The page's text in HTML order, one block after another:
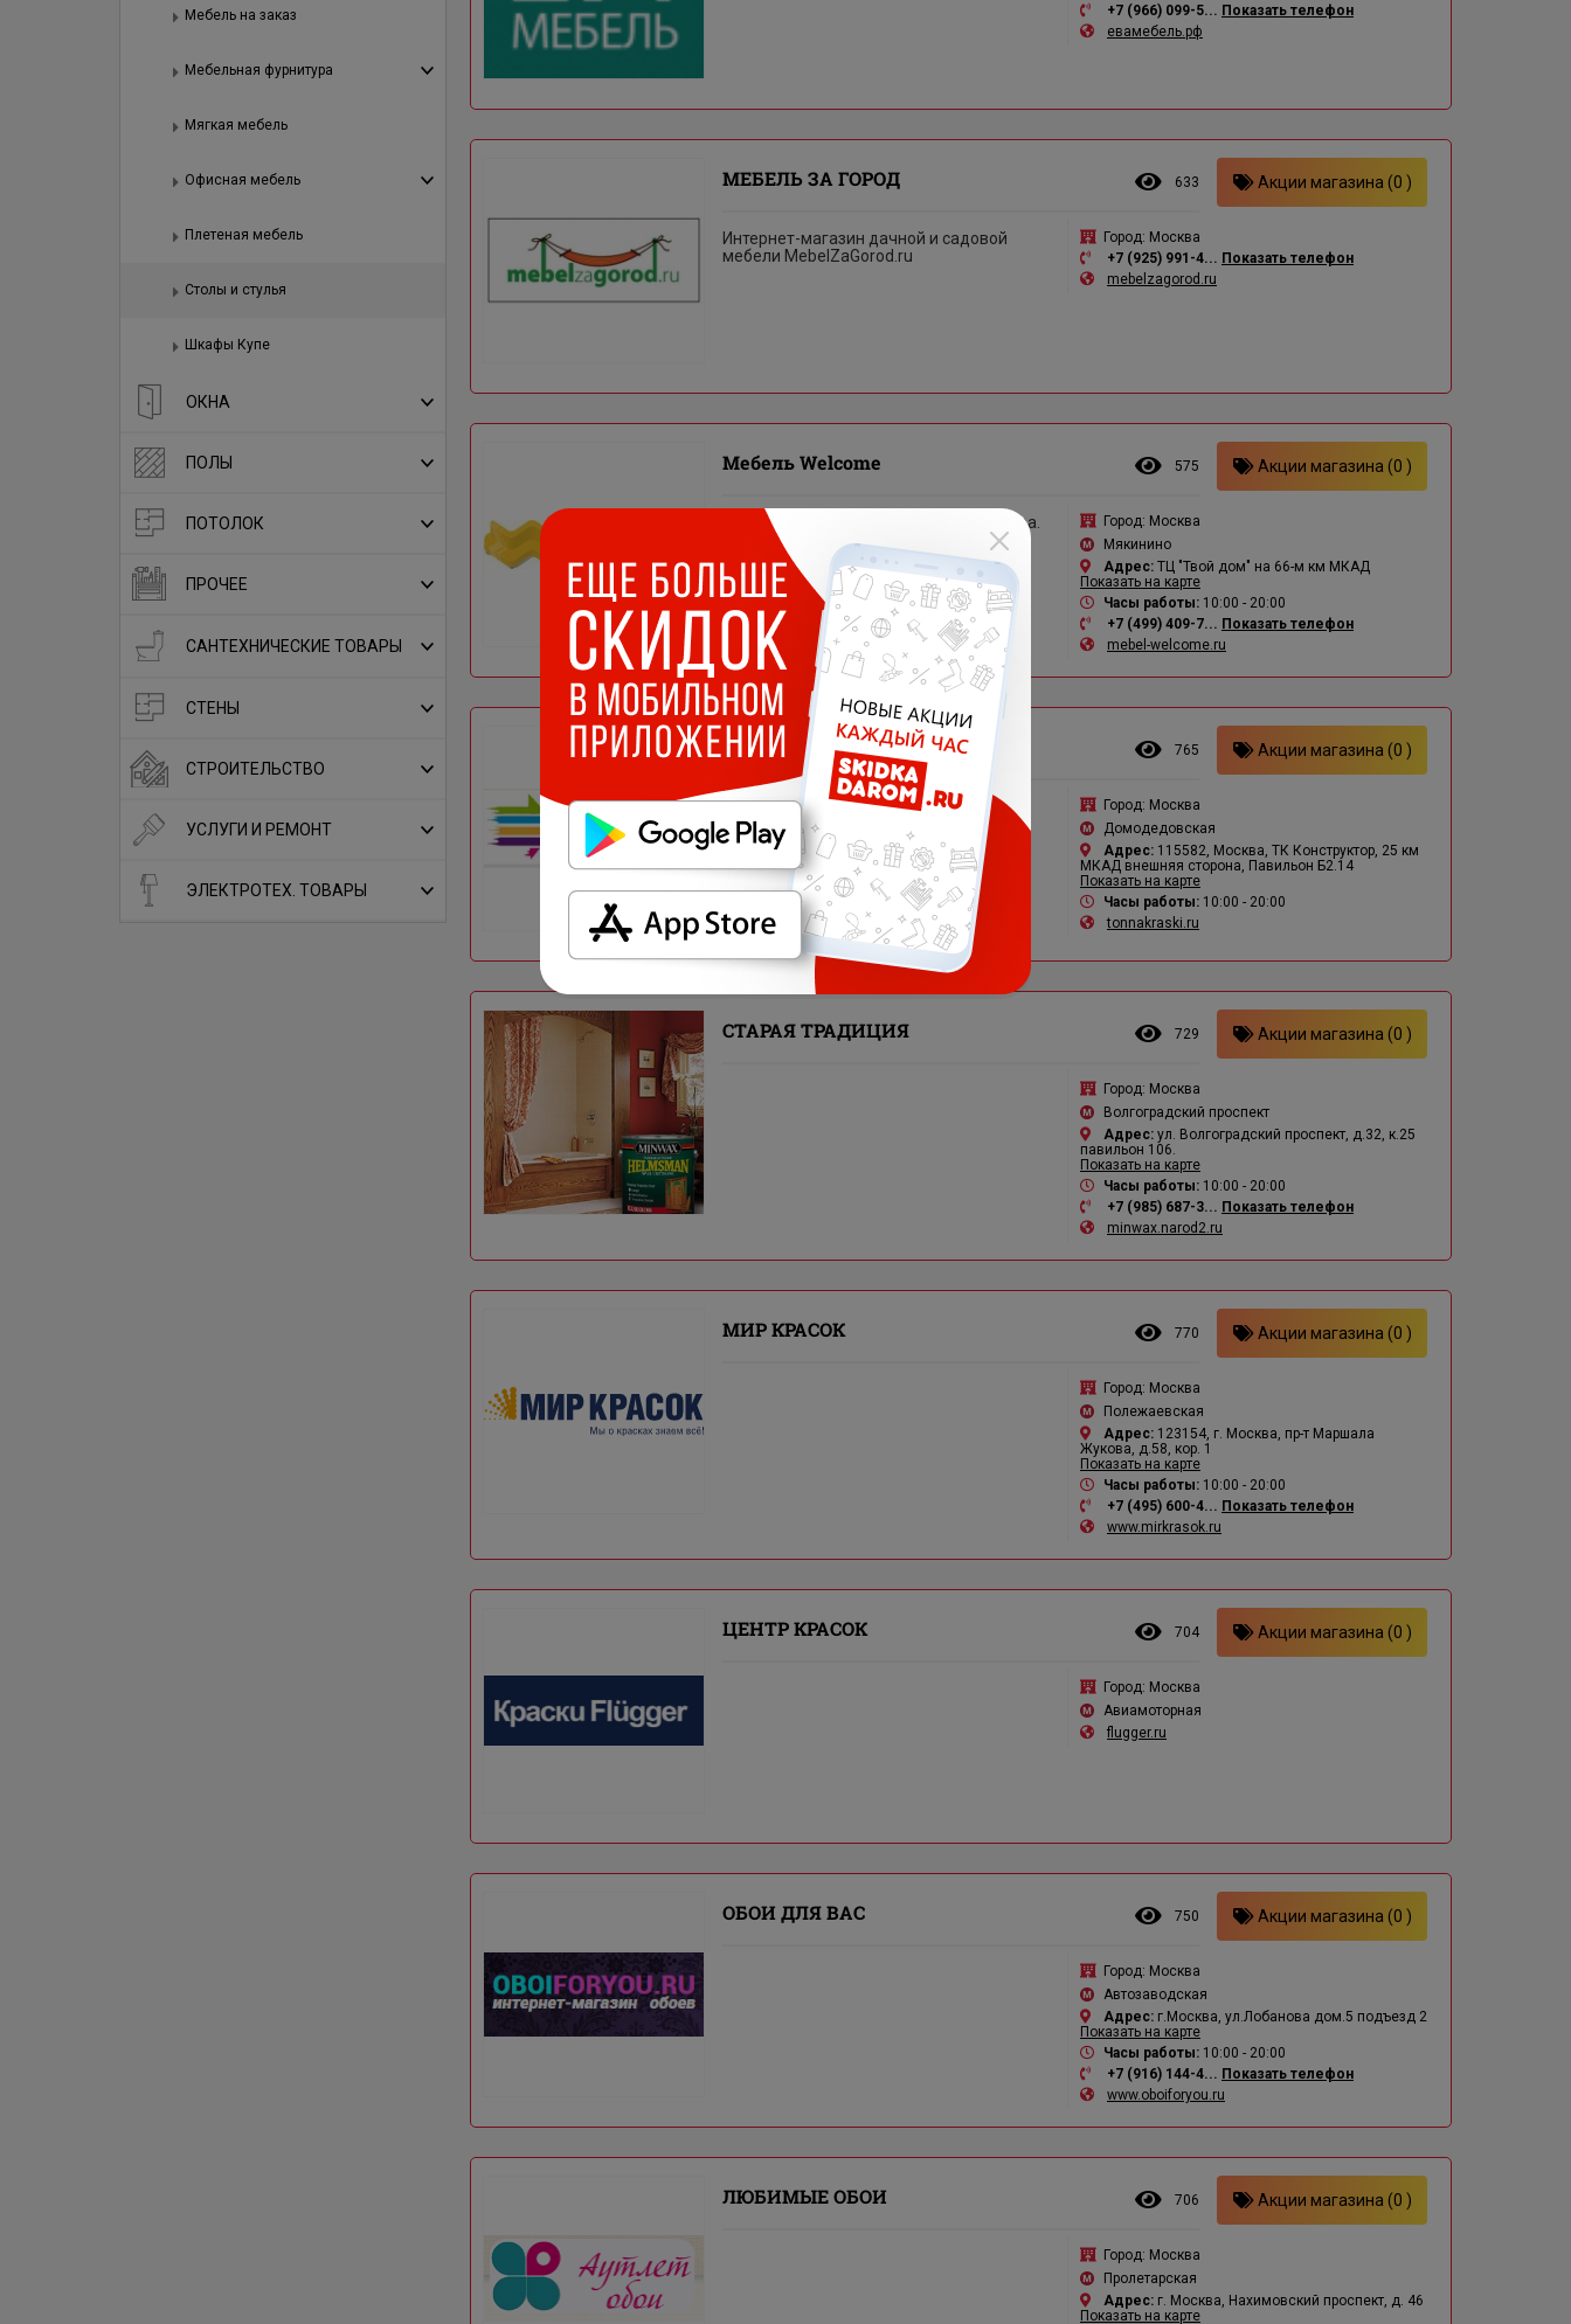
Мебель на заказ
Мебельная фурнитура
Мягкая мебель
Офисная мебель
Плетеная мебель
Столы и стулья
Шкафы Купе
ОКНА
ПОЛЫ
ПОТОЛОК
ПРОЧЕЕ
САНТЕХНИЧЕСКИЕ ТОВАРЫ
СТЕНЫ
СТРОИТЕЛЬСТВО
УСЛУГИ И РЕМОНТ
ЭЛЕКТРОТЕХ. ТОВАРЫ
+7 (966) 099-5... Показать телефон
евамебель.рф
МЕБЕЛЬ ЗА ГОРОД 633 Акции магазина (0 )
Интернет-магазин дачной и садовой
мебели MebelZaGorod.ru
Город: Москва
+7 (925) 991-4... Показать телефон
mebelzagorod.ru
Мебель Welcome 575 Акции магазина (0 )
магазин мебели и предметов интерьера. Город: Москва
Мякинино
Адрес: ТЦ "Твой дом" на 66-м км МКАД
Показать на карте
Часы работы: 10:00 - 20:00
+7 (499) 409-7... Показать телефон
mebel-welcome.ru
ТоннаКраски 765 Акции магазина (0 )
Город: Москва
Домодедовская
Адрес: 115582, Москва, ТК Конструктор, 25 км
МКАД внешняя сторона, Павильон Б2.14
Показать на карте
Часы работы: 10:00 - 20:00
tonnakraski.ru
СТАРАЯ ТРАДИЦИЯ 729 Акции магазина (0 )
Город: Москва
Волгоградский проспект
Адрес: ул. Волгоградский проспект, д.32, к.25
павильон 106.
Показать на карте
Часы работы: 10:00 - 20:00
+7 (985) 687-3... Показать телефон
minwax.narod2.ru
МИР КРАСОК 770 Акции магазина (0 )
Город: Москва
Полежаевская
Адрес: 123154, г. Москва, пр-т Маршала
Жукова, д.58, кор. 1
Показать на карте
Часы работы: 10:00 - 20:00
+7 (495) 600-4... Показать телефон
www.mirkrasok.ru
ЦЕНТР КРАСОК 704 Акции магазина (0 )
Город: Москва
Авиамоторная
flugger.ru
ОБОИ ДЛЯ ВАС 750 Акции магазина (0 )
Город: Москва
Автозаводская
Адрес: г.Москва, ул.Лобанова дом.5 подъезд 2
Показать на карте
Часы работы: 10:00 - 20:00
+7 (916) 144-4... Показать телефон
www.oboiforyou.ru
ЛЮБИМЫЕ ОБОИ 706 Акции магазина (0 )
Город: Москва
Пролетарская
Адрес: г. Москва, Нахимовский проспект, д. 46
Показать на карте